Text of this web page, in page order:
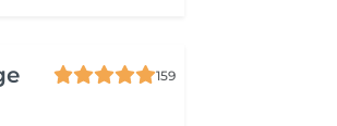
159